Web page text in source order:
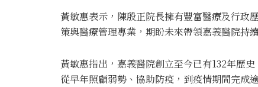
黃敏惠表示，陳殷正院長擁有豐富醫療及行政
策與醫療管理專業，期盼未來帶領嘉義醫院持
黃敏惠指出，嘉義醫院創立至今已有132年歷
從早年照顧弱勢、協助防疫，到疫情期間完成